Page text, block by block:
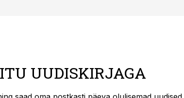
UUDISKIRJAGA